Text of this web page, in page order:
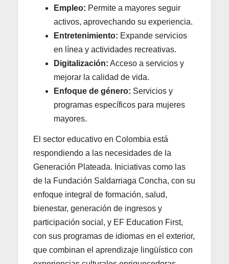
Empleo: Permite a mayores seguir
activos, aprovechando su experiencia.
Entretenimiento: Expande servicios
en línea y actividades recreativas.
Digitalización: Acceso a servicios y
mejorar la calidad de vida.
Enfoque de género: Servicios y
programas específicos para mujeres
mayores.
El sector educativo en Colombia está
respondiendo a las necesidades de la
Generación Plateada. Iniciativas como las
de la Fundación Saldarriaga Concha, con su
enfoque integral de formación, salud,
bienestar, generación de ingresos y
participación social, y EF Education First,
con sus programas de idiomas en el exterior,
que combinan el aprendizaje lingüístico con